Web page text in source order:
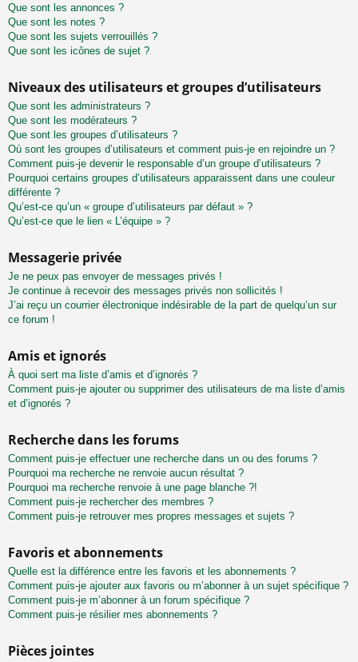
Que sont les annonces ?
Que sont les notes ?
Que sont les sujets verrouillés ?
Que sont les icônes de sujet ?
Niveaux des utilisateurs et groupes d’utilisateurs
Que sont les administrateurs ?
Que sont les modérateurs ?
Que sont les groupes d’utilisateurs ?
Où sont les groupes d’utilisateurs et comment puis-je en rejoindre un ?
Comment puis-je devenir le responsable d’un groupe d’utilisateurs ?
Pourquoi certains groupes d’utilisateurs apparaissent dans une couleur
différente ?
Qu’est-ce qu’un « groupe d’utilisateurs par défaut » ?
Qu’est-ce que le lien « L’équipe » ?
Messagerie privée
Je ne peux pas envoyer de messages privés !
Je continue à recevoir des messages privés non sollicités !
J’ai reçu un courrier électronique indésirable de la part de quelqu’un sur
ce forum !
Amis et ignorés
À quoi sert ma liste d’amis et d’ignorés ?
Comment puis-je ajouter ou supprimer des utilisateurs de ma liste d’amis
et d’ignorés ?
Recherche dans les forums
Comment puis-je effectuer une recherche dans un ou des forums ?
Pourquoi ma recherche ne renvoie aucun résultat ?
Pourquoi ma recherche renvoie à une page blanche ?!
Comment puis-je rechercher des membres ?
Comment puis-je retrouver mes propres messages et sujets ?
Favoris et abonnements
Quelle est la différence entre les favoris et les abonnements ?
Comment puis-je ajouter aux favoris ou m’abonner à un sujet spécifique ?
Comment puis-je m’abonner à un forum spécifique ?
Comment puis-je résilier mes abonnements ?
Pièces jointes